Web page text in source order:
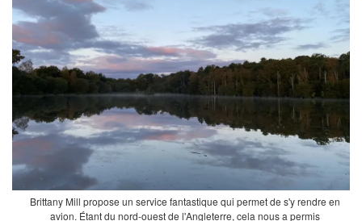
Brittany Mill propose un service fantastique qui permet de s'y rendre en
avion. Étant du nord-ouest de l'Angleterre, cela nous a permis